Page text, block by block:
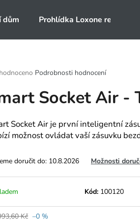
dům Prohlídka Loxone rezidence
Podrobnosti hodnocení
Socket Air -
Socket Air je první inteligentní
možnost ovládat vaší zásuvku
doručit do: 10.8.2026 Možnosti
Kód: 100120
Kč –0 %